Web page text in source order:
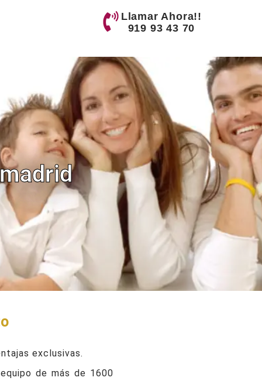
Llamar Ahora!!
919 93 43 70
exclusivas.
de más de 1600